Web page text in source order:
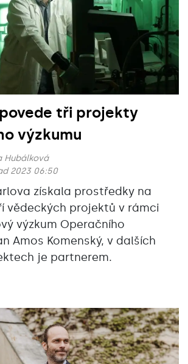
tři projekty
výzkumu
Hubálková
2023 06:50
získala prostředky na
vědeckých projektů v rámci
výzkum Operačního
Amos Komenský, v dalších
je partnerem.